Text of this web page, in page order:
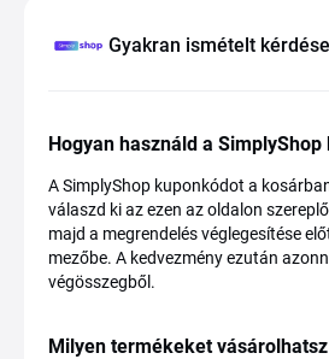
Gyakran ismételt
Hogyan használd a
A SimplyShop kuponkódot a
válaszd ki az ezen az oldalon
majd a megrendelés véglegesítése
mezőbe. A kedvezmény ezután
végösszegből.
Milyen termékeket